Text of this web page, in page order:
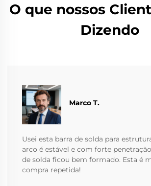
O que nossos
Dizendo
Marco T.
Usei esta barra de solda para
arco é estável e com forte
de solda ficou bem formado. Esta é
compra repetida!